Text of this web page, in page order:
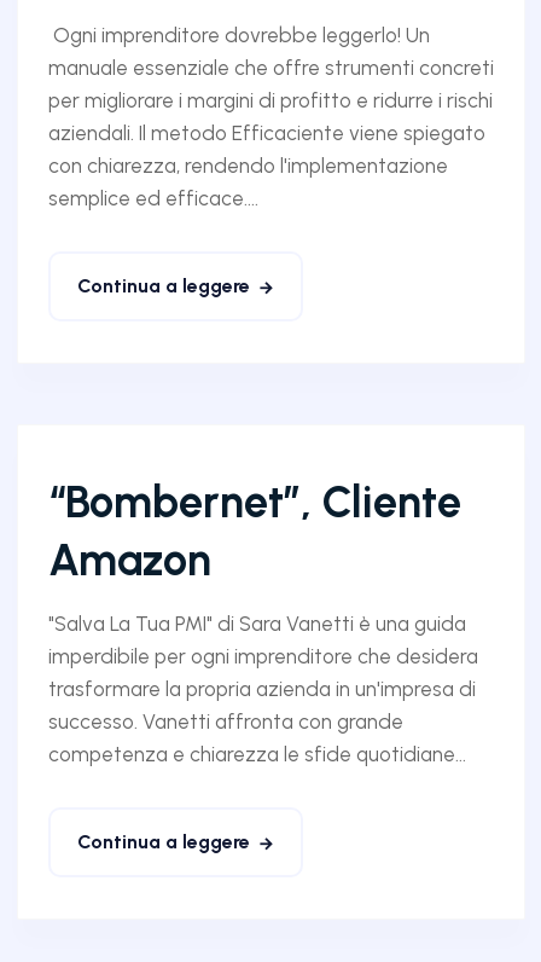
Ogni imprenditore dovrebbe leggerlo! Un
manuale essenziale che offre strumenti concreti
per migliorare i margini di profitto e ridurre i rischi
aziendali. Il metodo Efficaciente viene spiegato
con chiarezza, rendendo l'implementazione
semplice ed efficace....
Continua a leggere
“Bombernet”, Cliente
Amazon
"Salva La Tua PMI" di Sara Vanetti è una guida
imperdibile per ogni imprenditore che desidera
trasformare la propria azienda in un'impresa di
successo. Vanetti affronta con grande
competenza e chiarezza le sfide quotidiane...
Continua a leggere